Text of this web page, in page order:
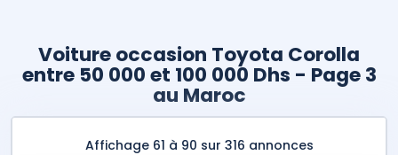
Voiture occasion Toyota Corolla
entre 50 000 et 100 000 Dhs - Page 3
au Maroc
Affichage 61 à 90 sur 316 annonces